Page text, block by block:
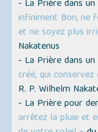
- La Prière dans
infiniment Bon, ne
et ne soyez plus
Nakatenus
- La Prière dans
créé, qui
R. P. Wilhelm
- La Prière pour
arrêtez la pluie et